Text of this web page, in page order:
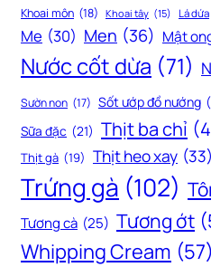
Khoai môn (18) Khoai tây (15) Lá dứa
Me (30) Men (36) Mật
Nước cốt dừa (71)
Sườn non (17) Sốt ướp đồ nướng
Sữa đặc (21) Thịt ba chỉ
Thịt gà (19) Thịt heo xay (33)
Trứng gà (102)
Tương cà (25) Tương ớt
Whipping Cream (57)